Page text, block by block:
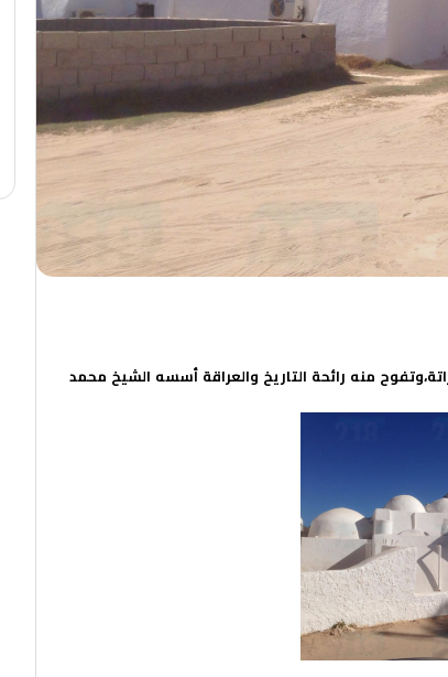
منه رائحة التاريخ والعراقة أسسه الشيخ محمد